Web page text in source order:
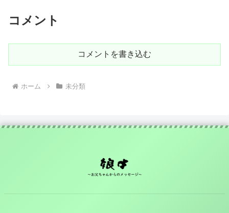
コメント
コメントを書き込む
ホーム 未分類